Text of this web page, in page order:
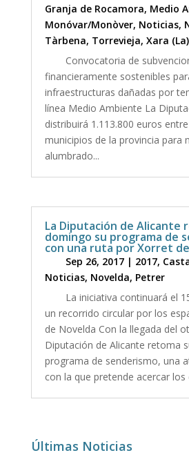
Granja de Rocamora, Medio
Monóvar/Monòver, Noticias,
Tàrbena, Torrevieja, Xara
Convocatoria de
financieramente sostenibles
infraestructuras dañadas por
línea Medio Ambiente La
distribuirá 1.113.800 euros
municipios de la provincia para
alumbrado...
La Diputación de Alicante
domingo su programa de
con una ruta por Xorret
Sep 26, 2017| 2017,
Noticias, Novelda, Petrer
La iniciativa continuará el
un recorrido circular por los
de Novelda Con la llegada del
Diputación de Alicante retoma
programa de senderismo, una
con la que pretende acercar los
Últimas Noticias